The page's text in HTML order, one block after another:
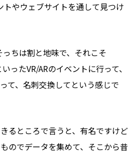
トやウェブサイトを通して見つけ
っちは割と地味で、それこそ
ったVR/ARのイベントに行って、
て、名刺交換してという感じで
るところで言うと、有名ですけど
のでデータを集めて、そこから昔